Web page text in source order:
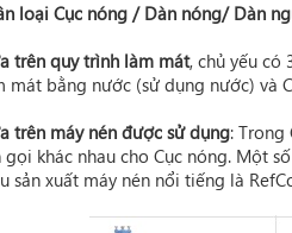
loại Cục nóng / Dàn nóng/ Dàn
trên quy trình làm mát, chủ yếu có
mát bằng nước (sử dụng nước) và
trên máy nén được sử dụng: Trong
gọi khác nhau cho Cục nóng. Một
sản xuất máy nén nổi tiếng là